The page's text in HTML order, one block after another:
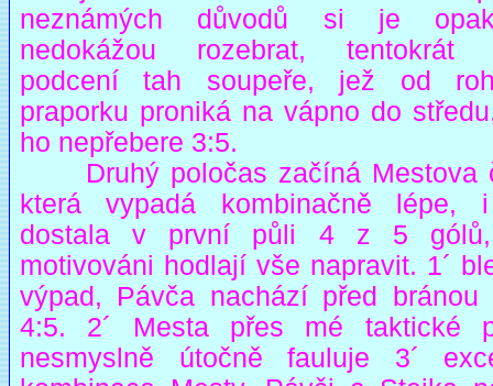
neznámých důvodů si je
nedokážou rozebrat, tentokrát
podcení tah soupeře, jež od
praporku proniká na vápno do
ho nepřebere 3:5.
Druhý poločas začíná Mestova
která vypadá kombinačně lépe,
dostala v první půli 4 z 5
motivováni hodlají vše napravit. 1´
výpad, Pávča nachází před bránou
4:5. 2´ Mesta přes mé taktické
nesmyslně útočně fauluje 3´